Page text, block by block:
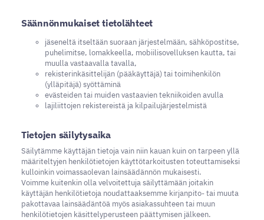
Säännönmukaiset tietolähteet
jäseneltä itseltään suoraan järjestelmään, sähköpostitse,
puhelimitse, lomakkeella, mobiilisovelluksen kautta, tai
muulla vastaavalla tavalla,
rekisterinkäsittelijän (pääkäyttäjä) tai toimihenkilön
(ylläpitäjä) syöttäminä
evästeiden tai muiden vastaavien tekniikoiden avulla
lajiliittojen rekistereistä ja kilpailujärjestelmistä
Tietojen säilytysaika
Säilytämme käyttäjän tietoja vain niin kauan kuin on tarpeen yllä
määriteltyjen henkilötietojen käyttötarkoitusten toteuttamiseksi
kulloinkin voimassaolevan lainsäädännön mukaisesti.
Voimme kuitenkin olla velvoitettuja säilyttämään joitakin
käyttäjän henkilötietoja noudattaaksemme kirjanpito- tai muuta
pakottavaa lainsäädäntöä myös asiakassuhteen tai muun
henkilötietojen käsittelyperusteen päättymisen jälkeen.